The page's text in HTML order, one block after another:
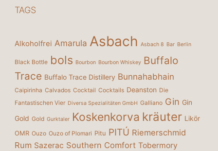
TAGS
Alkoholfrei Amarula Asbach Asbach 8 Bar Berlin
Black Bottle bols Bourbon Bourbon Whiskey Buffalo
Trace Buffalo Trace Distillery Bunnahabhain
Caipirinha Calvados Cocktail Cocktails Deanston Die
Fantastischen Vier Diversa Spezialitäten GmbH Galliano Gin Gin
Gold Gold Gurktaler Koskenkorva kräuter Likör
OMR Ouzo Ouzo of Plomari Pitu PITÚ Riemerschmid
Rum Sazerac Southern Comfort Tobermory